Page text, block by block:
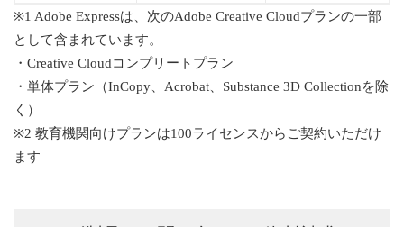
※1 Adobe Expressは、次のAdobe Creative Cloudプランの一部
として含まれています。
・Creative Cloudコンプリートプラン
・単体プラン（InCopy、Acrobat、Substance 3D Collectionを除
く）
※2 教育機関向けプランは100ライセンスからご契約いただけ
ます